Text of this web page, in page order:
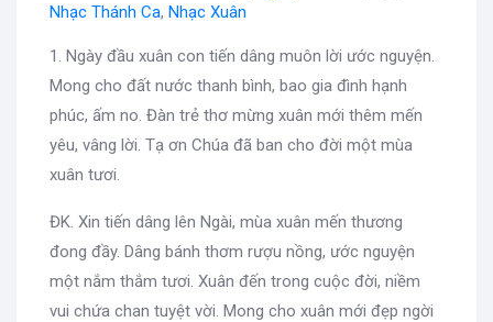
Nhạc Thánh Ca, Nhạc Xuân
1. Ngày đầu xuân con tiến dâng muôn lời ước nguyện.
Mong cho đất nước thanh bình, bao gia đình hạnh
phúc, ấm no. Đàn trẻ thơ mừng xuân mới thêm mến
yêu, vâng lời. Tạ ơn Chúa đã ban cho đời một mùa
xuân tươi.
ĐK. Xin tiến dâng lên Ngài, mùa xuân mến thương
đong đầy. Dâng bánh thơm rượu nồng, ước nguyện
một nắm thắm tươi. Xuân đến trong cuộc đời, niềm
vui chứa chan tuyệt vời. Mong cho xuân mới đẹp ngời